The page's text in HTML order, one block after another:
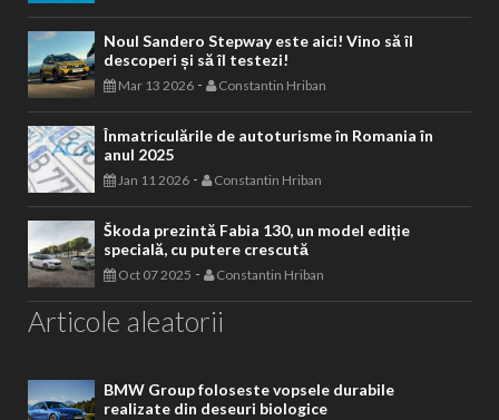
Noul Sandero Stepway este aici! Vino să îl
descoperi și să îl testezi!
Mar 13 2026 - Constantin Hriban
Înmatriculările de autoturisme în Romania în
anul 2025
Jan 11 2026 - Constantin Hriban
Škoda prezintă Fabia 130, un model ediție
specială, cu putere crescută
Oct 07 2025 - Constantin Hriban
Articole aleatorii
BMW Group foloseste vopsele durabile
realizate din deseuri biologice